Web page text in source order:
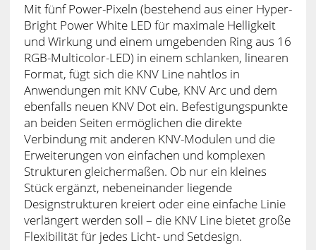
Mit fünf Power-Pixeln (bestehend aus einer Hyper-
Bright Power White LED für maximale Helligkeit
und Wirkung und einem umgebenden Ring aus 16
RGB-Multicolor-LED) in einem schlanken, linearen
Format, fügt sich die KNV Line nahtlos in
Anwendungen mit KNV Cube, KNV Arc und dem
ebenfalls neuen KNV Dot ein. Befestigungspunkte
an beiden Seiten ermöglichen die direkte
Verbindung mit anderen KNV-Modulen und die
Erweiterungen von einfachen und komplexen
Strukturen gleichermaßen. Ob nur ein kleines
Stück ergänzt, nebeneinander liegende
Designstrukturen kreiert oder eine einfache Linie
verlängert werden soll – die KNV Line bietet große
Flexibilität für jedes Licht- und Setdesign.